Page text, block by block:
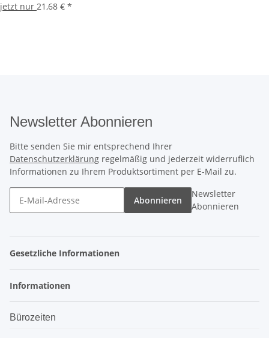
jetzt nur 21,68 € *
Newsletter Abonnieren
Bitte senden Sie mir entsprechend Ihrer
Datenschutzerklärung regelmäßig und jederzeit widerruflich
Informationen zu Ihrem Produktsortiment per E-Mail zu.
Abonnieren
Newsletter
Abonnieren
Gesetzliche Informationen
Informationen
Bürozeiten